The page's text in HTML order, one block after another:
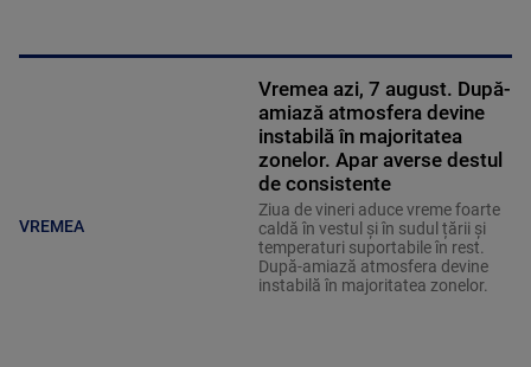
VREMEA
Vremea azi, 7 august. După-
amiază atmosfera devine
instabilă în majoritatea
zonelor. Apar averse destul
de consistente
Ziua de vineri aduce vreme foarte
caldă în vestul și în sudul țării și
temperaturi suportabile în rest.
După-amiază atmosfera devine
instabilă în majoritatea zonelor.